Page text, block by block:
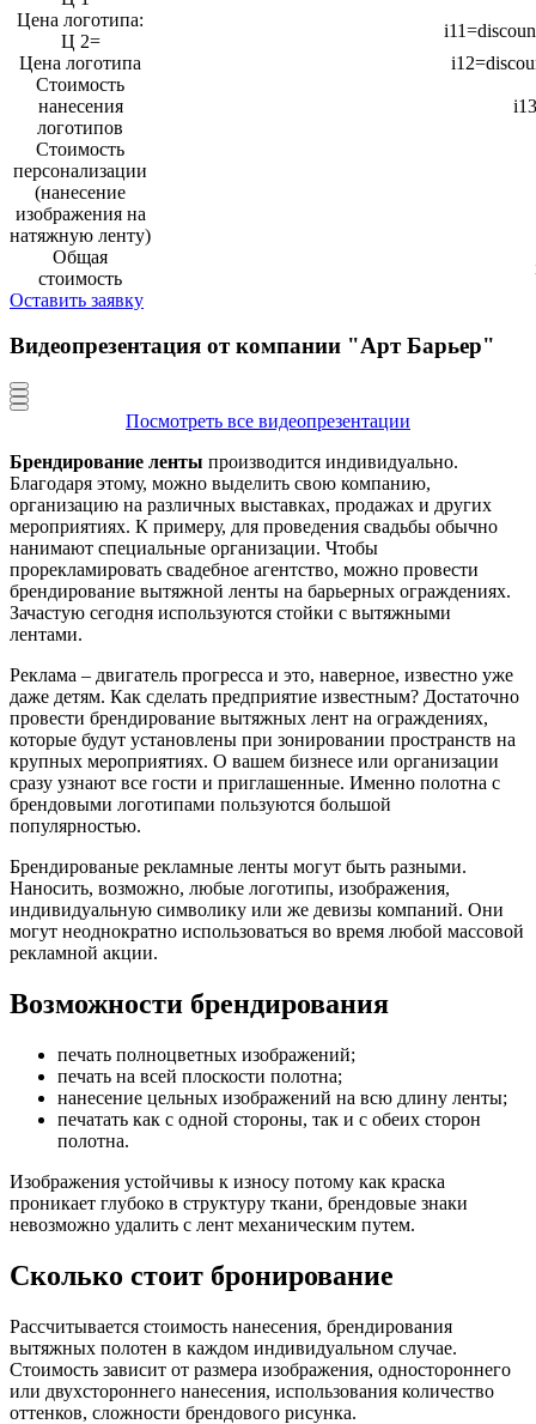
Цена логотипа:
Ц 2=
Цена логотипа
Стоимость
нанесения
логотипов
Стоимость
персонализации
(нанесение
изображения на
натяжную ленту)
Общая
стоимость
Оставить заявку
Видеопрезентация от компании "Арт Барьер"
Посмотреть все видеопрезентации
Брендирование ленты производится индивидуально.
Благодаря этому, можно выделить свою компанию,
организацию на различных выставках, продажах и других
мероприятиях. К примеру, для проведения свадьбы обычно
нанимают специальные организации. Чтобы
прорекламировать свадебное агентство, можно провести
брендирование вытяжной ленты на барьерных ограждениях.
Зачастую сегодня используются стойки с вытяжными
лентами.
Реклама – двигатель прогресса и это, наверное, известно уже
даже детям. Как сделать предприятие известным? Достаточно
провести брендирование вытяжных лент на ограждениях,
которые будут установлены при зонировании пространств на
крупных мероприятиях. О вашем бизнесе или организации
сразу узнают все гости и приглашенные. Именно полотна с
брендовыми логотипами пользуются большой
популярностью.
Брендированые рекламные ленты могут быть разными.
Наносить, возможно, любые логотипы, изображения,
индивидуальную символику или же девизы компаний. Они
могут неоднократно использоваться во время любой массовой
рекламной акции.
Возможности брендирования
печать полноцветных изображений;
печать на всей плоскости полотна;
нанесение цельных изображений на всю длину ленты;
печатать как с одной стороны, так и с обеих сторон
полотна.
Изображения устойчивы к износу потому как краска
проникает глубоко в структуру ткани, брендовые знаки
невозможно удалить с лент механическим путем.
Сколько стоит бронирование
Рассчитывается стоимость нанесения, брендирования
вытяжных полотен в каждом индивидуальном случае.
Стоимость зависит от размера изображения, одностороннего
или двухстороннего нанесения, использования количество
оттенков, сложности брендового рисунка.